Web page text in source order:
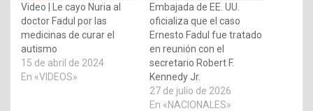
Video | Le cayo Nuria al
doctor Fadul por las
medicinas de curar el
autismo
15 de abril de 2024
En «VIDEOS»
Embajada de EE. UU.
oficializa que el caso
Ernesto Fadul fue tratado
en reunión con el
secretario Robert F.
Kennedy Jr.
27 de julio de 2026
En «NACIONALES»